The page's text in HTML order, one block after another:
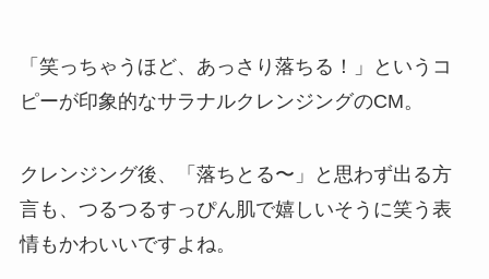
「笑っちゃうほど、あっさり落ちる！」というコ
ピーが印象的なサラナルクレンジングのCM。
クレンジング後、「落ちとる〜」と思わず出る方
言も、つるつるすっぴん肌で嬉しいそうに笑う表
情もかわいいですよね。